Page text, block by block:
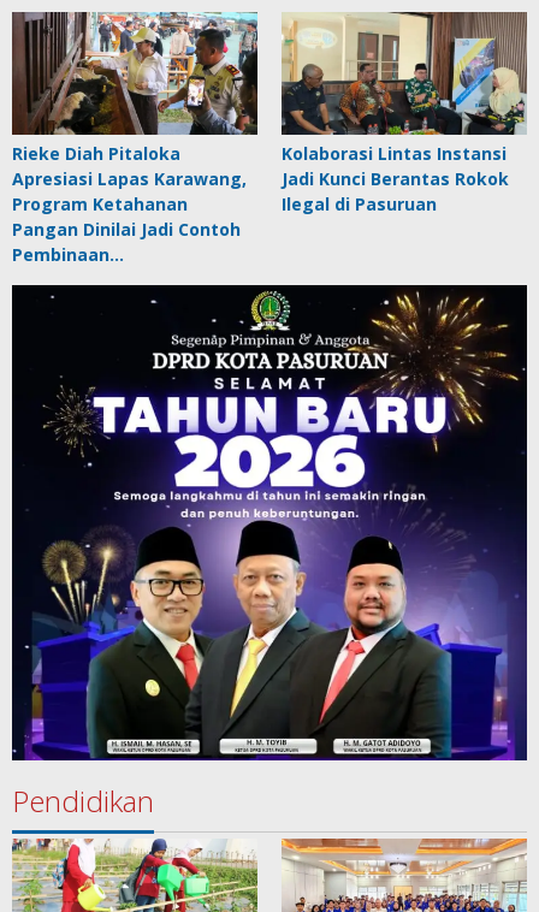
Rieke Diah Pitaloka
Apresiasi Lapas Karawang,
Program Ketahanan
Pangan Dinilai Jadi Contoh
Pembinaan…
Kolaborasi Lintas Instansi
Jadi Kunci Berantas Rokok
Ilegal di Pasuruan
Pendidikan